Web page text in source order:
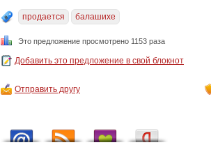
продается балашихе
Это предложение просмотрено 1153 раза
Добавить это предложение в свой блокнот
Отправить другу